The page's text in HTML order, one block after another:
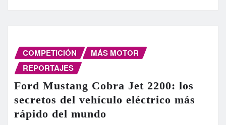
COMPETICIÓN
MÁS MOTOR
REPORTAJES
Ford Mustang Cobra Jet 2200: los
secretos del vehículo eléctrico más
rápido del mundo